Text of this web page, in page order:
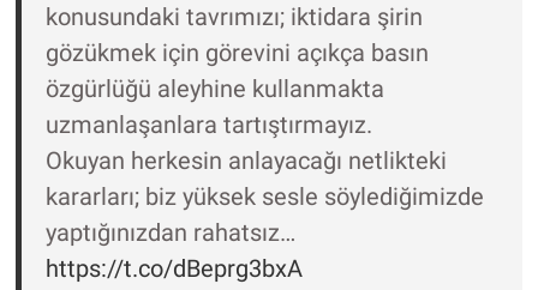
konusundaki tavrımızı; iktidara şirin
gözükmek için görevini açıkça basın
özgürlüğü aleyhine kullanmakta
uzmanlaşanlara tartıştırmayız.
Okuyan herkesin anlayacağı netlikteki
kararları; biz yüksek sesle söylediğimizde
yaptığınızdan rahatsız…
https://t.co/dBeprg3bxA